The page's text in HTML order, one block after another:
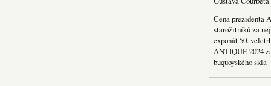
Cena prezidenta
starožitníků za
exponát 50.
ANTIQUE 2024
buquoyského skla